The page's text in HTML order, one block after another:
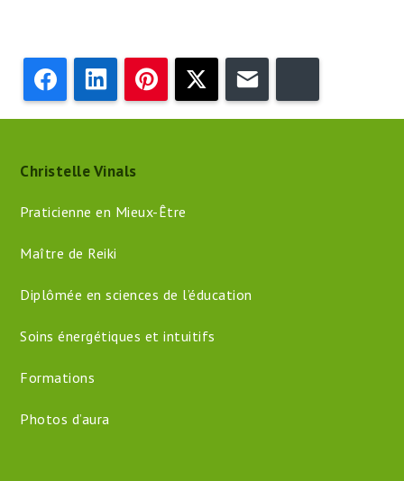
FacebookLinkedIn PinterestTwitter
Christelle Vinals
Praticienne en Mieux-Être
Maître de Reiki
Diplômée en sciences de l’éducation
Soins énergétiques et intuitifs
Formations
Photos d’aura